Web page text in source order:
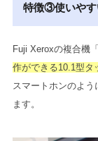
特徴③使いやす
Fuji Xeroxの複合機
作ができる10.1型タ
スマートホンのよ
ます。